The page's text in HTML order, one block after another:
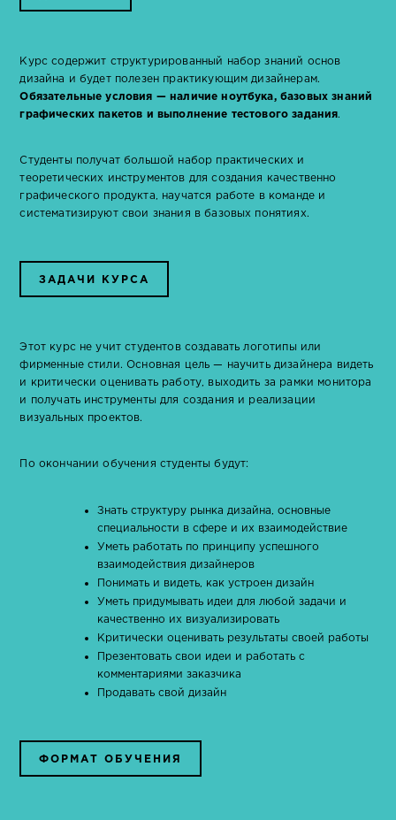
Курс содержит структурированный набор знаний основ
дизайна и будет полезен практикующим дизайнерам.
Обязательные условия — наличие ноутбука, базовых знаний
графических пакетов и выполнение тестового задания.
Студенты получат большой набор практических и
теоретических инструментов для создания качественно
графического продукта, научатся работе в команде и
систематизируют свои знания в базовых понятиях.
ЗАДАЧИ КУРСА
Этот курс не учит студентов создавать логотипы или
фирменные стили. Основная цель — научить дизайнера видеть
и критически оценивать работу, выходить за рамки монитора
и получать инструменты для создания и реализации
визуальных проектов.
По окончании обучения студенты будут:
Знать структуру рынка дизайна, основные
специальности в сфере и их взаимодействие
Уметь работать по принципу успешного
взаимодействия дизайнеров
Понимать и видеть, как устроен дизайн
Уметь придумывать идеи для любой задачи и
качественно их визуализировать
Критически оценивать результаты своей работы
Презентовать свои идеи и работать с
комментариями заказчика
Продавать свой дизайн
ФОРМАТ ОБУЧЕНИЯ